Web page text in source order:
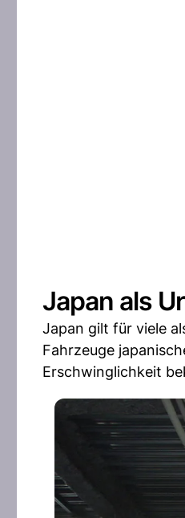
Japan als
Japan gilt für viele
Fahrzeuge
Erschwinglichkeit